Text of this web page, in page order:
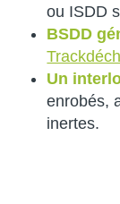
ou ISDD
BSDD
Un
enrobés,
inertes.